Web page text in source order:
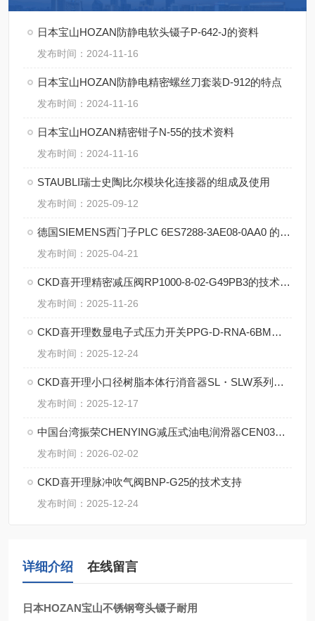
日本宝山HOZAN防静电软头镊子P-642-J的资料
发布时间：2024-11-16
日本宝山HOZAN防静电精密螺丝刀套装D-912的特点
发布时间：2024-11-16
日本宝山HOZAN精密钳子N-55的技术资料
发布时间：2024-11-16
STAUBLI瑞士史陶比尔模块化连接器的组成及使用
发布时间：2025-09-12
德国SIEMENS西门子PLC 6ES7288-3AE08-0AA0 的特点
发布时间：2025-04-21
CKD喜开理精密减压阀RP1000-8-02-G49PB3的技术参数
发布时间：2025-11-26
CKD喜开理数显电子式压力开关PPG-D-RNA-6BM的操作使用
发布时间：2025-12-24
CKD喜开理小口径树脂本体行消音器SL・SLW系列的特点
发布时间：2025-12-17
中国台湾振荣CHENYING减压式油电润滑器CEN03的特点
发布时间：2026-02-02
CKD喜开理脉冲吹气阀BNP-G25的技术支持
发布时间：2025-12-24
详细介绍 在线留言
日本HOZAN宝山不锈钢弯头镊子耐用